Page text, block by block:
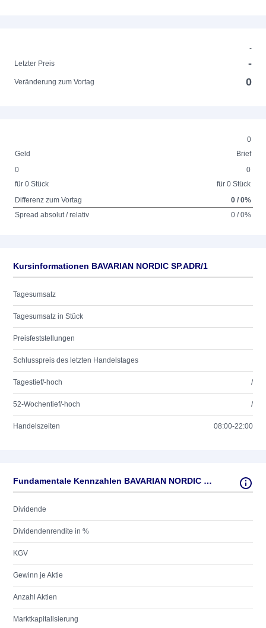
-
Letzter Preis
-
Veränderung zum Vortag 0
0
Geld
Brief
0
für 0 Stück
0
für 0 Stück
Differenz zum Vortag
0 / 0%
Spread absolut / relativ
0 / 0%
Kursinformationen BAVARIAN NORDIC SP.ADR/1
Tagesumsatz
Tagesumsatz in Stück
Preisfeststellungen
Schlusspreis des letzten Handelstages
Tagestief/-hoch /
52-Wochentief/-hoch /
Handelszeiten 08:00-22:00
Fundamentale Kennzahlen BAVARIAN NORDIC SP.ADR/1
Dividende
Dividendenrendite in %
KGV
Gewinn je Aktie
Anzahl Aktien
Marktkapitalisierung